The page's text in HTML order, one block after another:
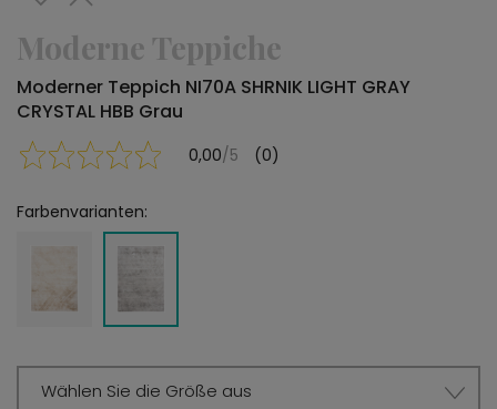
Moderne Teppiche
Moderner Teppich NI70A SHRNIK LIGHT GRAY
CRYSTAL HBB Grau
0,00/5 (0)
Farbenvarianten:
Wählen Sie die Größe aus